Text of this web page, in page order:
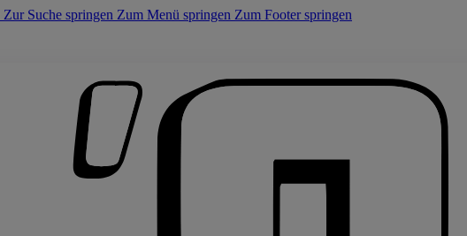
Zur Suche springen Zum Menü springen Zum Footer springen